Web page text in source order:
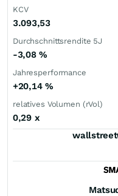
KCV
3.093,53
Durchschnittsrendite 5J
-3,08%
Jahresperformance
+20,14 %
relatives Volumen (rVol)
0,29 x